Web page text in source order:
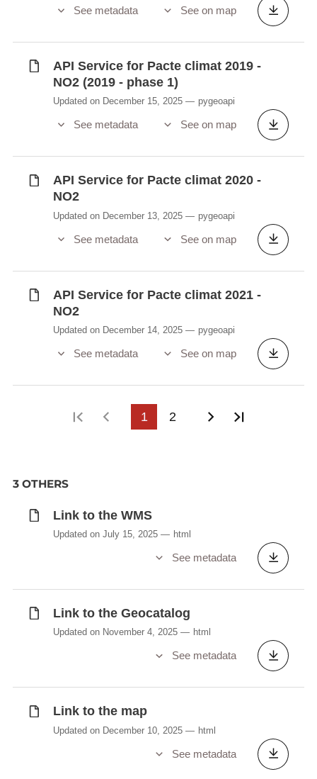
See metadata See on map
API Service for Pacte climat 2019 -
NO2 (2019 - phase 1)
Updated on December 15, 2025 pygeoapi
See metadata See on map
API Service for Pacte climat 2020 -
NO2
Updated on December 13, 2025 pygeoapi
See metadata See on map
API Service for Pacte climat 2021 -
NO2
Updated on December 14, 2025 pygeoapi
See metadata See on map
First pagePrevious page
1 2 Next page
3 OTHERS
Link to the WMS
Updated on July 15, 2025 html
See metadata
Link to the Geocatalog
Updated on November 4, 2025 html
See metadata
Link to the map
Updated on December 10, 2025 html
See metadata